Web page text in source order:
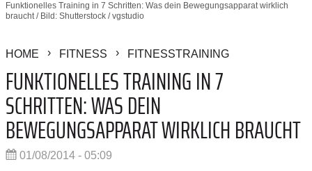
Funktionelles Training in 7 Schritten: Was dein Bewegungsapparat wirklich
braucht / Bild: Shutterstock / vgstudio
HOME FITNESS FITNESSTRAINING
FUNKTIONELLES TRAINING IN 7
SCHRITTEN: WAS DEIN
BEWEGUNGSAPPARAT WIRKLICH BRAUCHT
01/08/2014 - 05:09